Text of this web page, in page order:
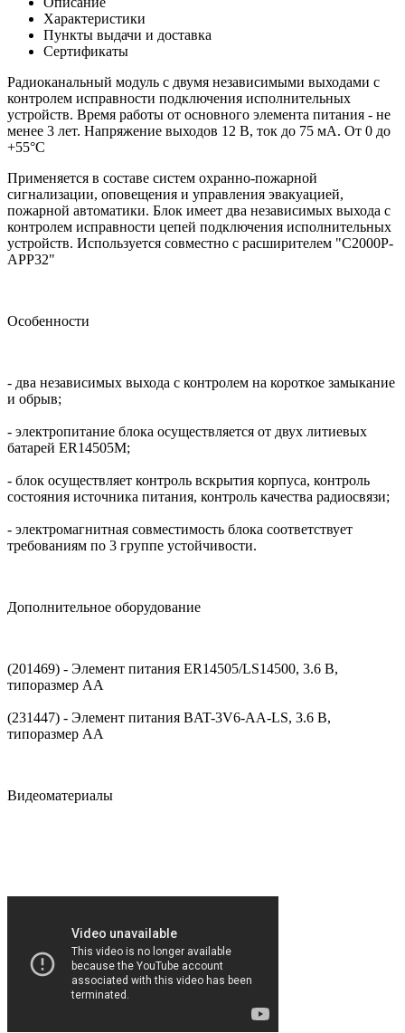
Характеристики
Пункты выдачи и доставка
Сертификаты
Радиоканальный модуль с двумя независимыми выходами с
контролем исправности подключения исполнительных
устройств. Время работы от основного элемента питания - не
менее 3 лет. Напряжение выходов 12 В, ток до 75 мА. От 0 до
+55°С
Применяется в составе систем охранно-пожарной
сигнализации, оповещения и управления эвакуацией,
пожарной автоматики. Блок имеет два независимых выхода c
контролем исправности цепей подключения исполнительных
устройств. Используется совместно с расширителем "С2000Р-
АРР32"
Особенности
- два независимых выхода с контролем на короткое замыкание
и обрыв;
- электропитание блока осуществляется от двух литиевых
батарей ER14505M;
- блок осуществляет контроль вскрытия корпуса, контроль
состояния источника питания, контроль качества радиосвязи;
- электромагнитная совместимость блока соответствует
требованиям по 3 группе устойчивости.
Дополнительное оборудование
(201469) - Элемент питания ER14505/LS14500, 3.6 В,
типоразмер АА
(231447) - Элемент питания BAT-3V6-AA-LS, 3.6 В,
типоразмер АА
Видеоматериалы